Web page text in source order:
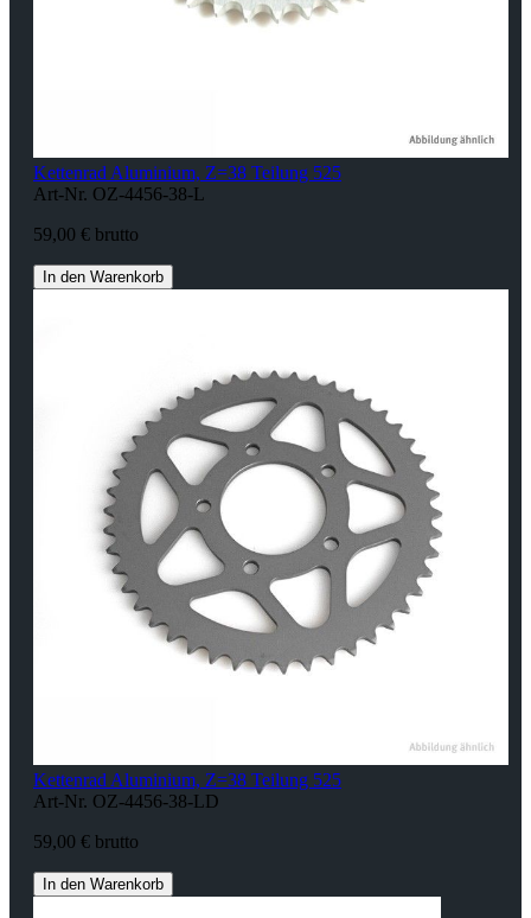
Kettenrad Aluminium, Z=38 Teilung 525
Art-Nr. OZ-4456-38-L
59,00 € brutto
In den Warenkorb
Kettenrad Aluminium, Z=38 Teilung 525
Art-Nr. OZ-4456-38-LD
59,00 € brutto
In den Warenkorb